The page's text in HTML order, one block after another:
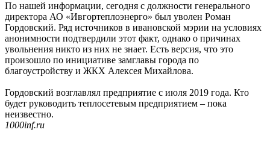
По нашей информации, сегодня с должности генерального
директора АО «Ивгортеплоэнерго» был уволен Роман
Гордовский. Ряд источников в ивановской мэрии на условиях
анонимности подтвердили этот факт, однако о причинах
увольнения никто из них не знает. Есть версия, что это
произошло по инициативе замглавы города по
благоустройству и ЖКХ Алексея Михайлова.
Гордовский возглавлял предприятие с июля 2019 года. Кто
будет руководить теплосетевым предприятием – пока
неизвестно.
1000inf.ru